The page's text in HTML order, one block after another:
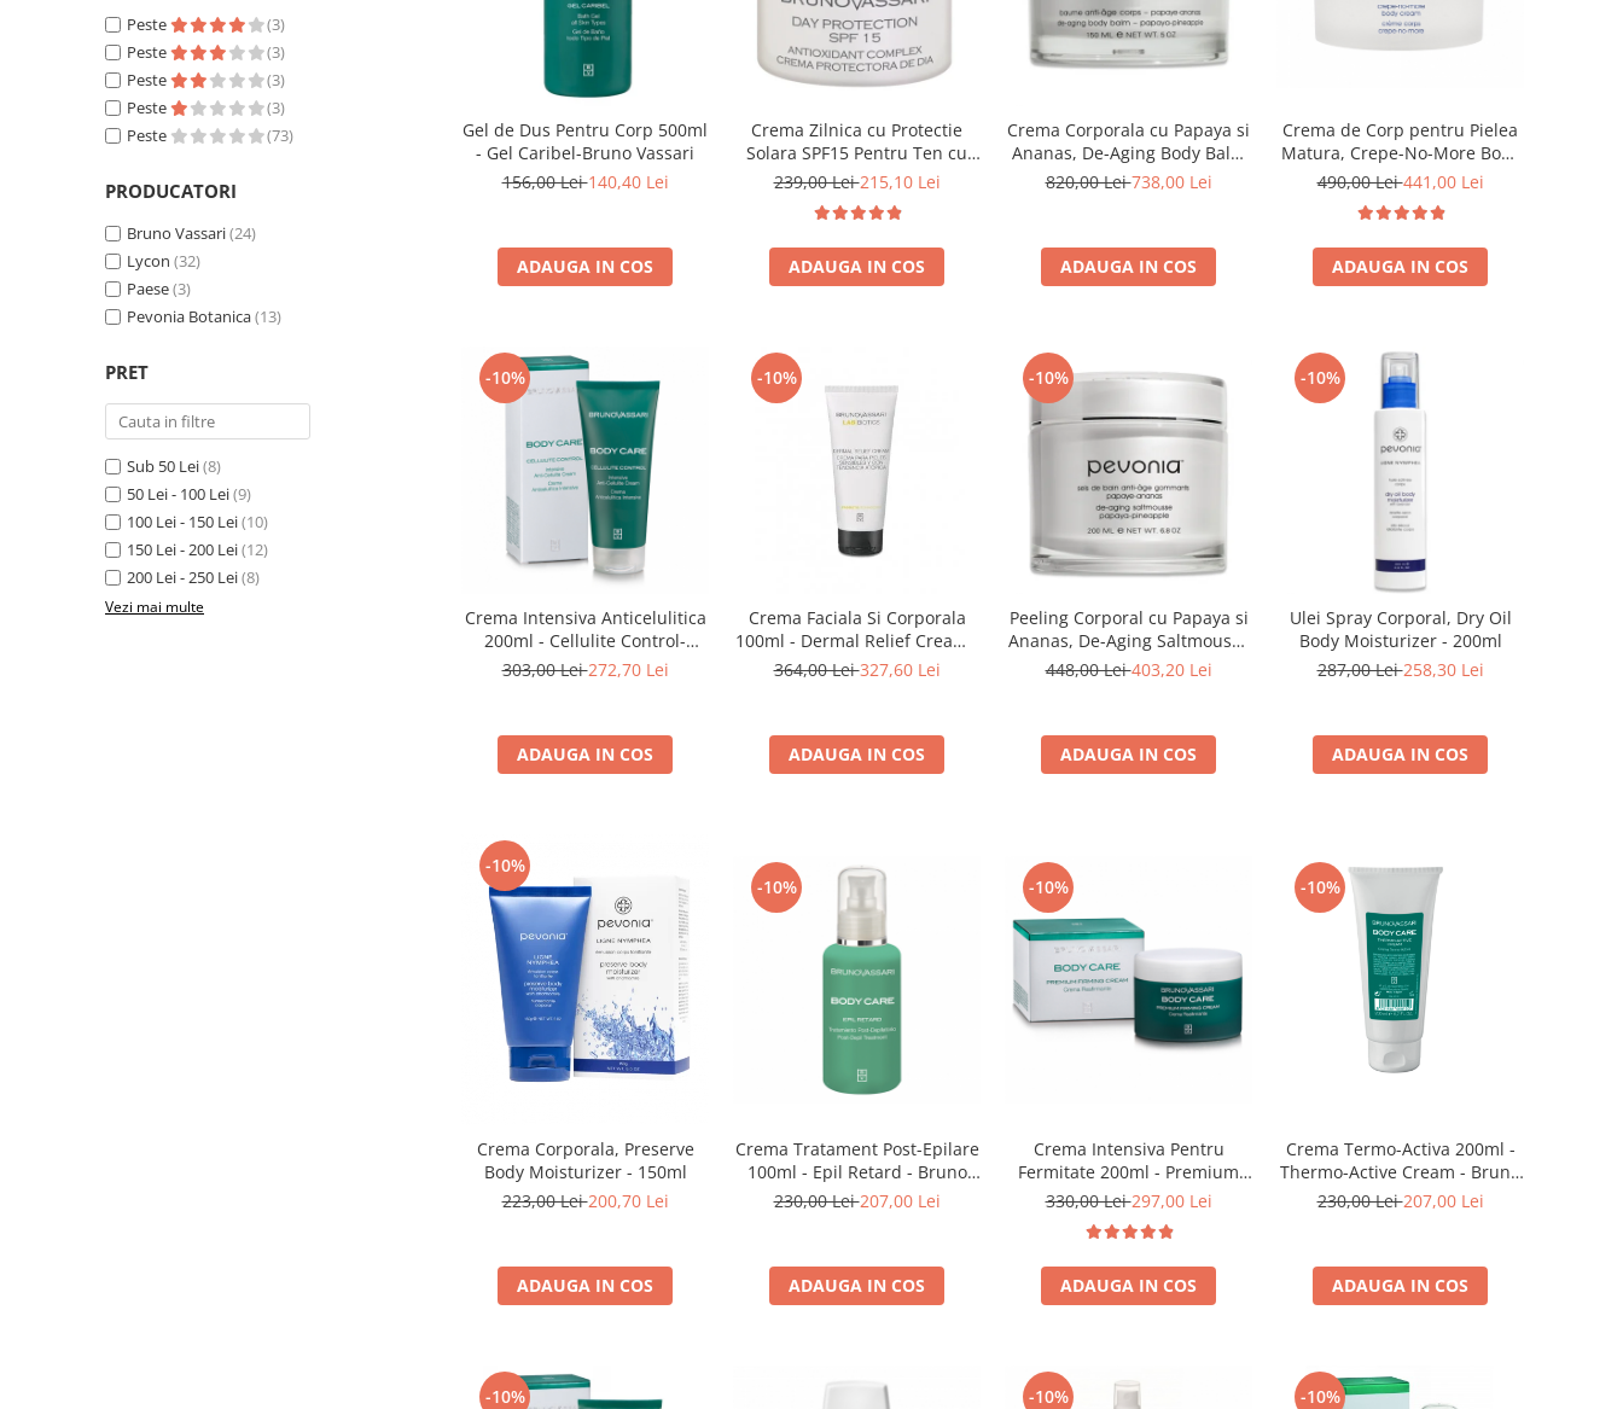
Pigmenti minerali
Primer gene
Gloss de buze
SPRANCENE
Creioane sprancene
Gel pentru sprancene
Palete Contouring
Pensule Profesionale
Aur Cosmetic
PALETE PROFESIONALE
Peste
(3)
Peste
(3)
Peste
(3)
Peste
(3)
Peste
(73)
PRODUCATORI
Bruno Vassari(24)
Lycon (32)
Paese(3)
Pevonia Botanica(13)
PRET
Sub 50 Lei(8)
50 Lei - 100 Lei(9)
100 Lei - 150 Lei(10)
150 Lei - 200 Lei(12)
200 Lei - 250 Lei(8)
Vezi mai multe
Gel de Dus Pentru Corp 500ml
- Gel Caribel-Bruno Vassari
156,00 Lei140,40 Lei
ADAUGA IN COS
Crema Zilnica cu Protectie
Solara SPF15 Pentru Ten cu
Probleme Pigmentare 50 ml -
Bruno Vassari
239,00 Lei215,10 Lei
ADAUGA IN COS
Crema Corporala cu Papaya si
Ananas, De-Aging Body Balm
Papaya Pineapple - 150ml
820,00 Lei738,00 Lei
ADAUGA IN COS
Crema de Corp pentru Pielea
Matura, Crepe-No-More Body
Cream - 200ml
490,00 Lei441,00 Lei
ADAUGA IN COS
-10%
Crema Intensiva Anticelulitica
200ml - Cellulite Control-
Bruno Vassari
303,00 Lei272,70 Lei
ADAUGA IN COS
-10%
Crema Faciala Si Corporala
100ml - Dermal Relief Cream -
Bruno Vassari
364,00 Lei327,60 Lei
ADAUGA IN COS
-10%
Peeling Corporal cu Papaya si
Ananas, De-Aging Saltmousse
Papaya-Pineapple - 200ml
448,00 Lei403,20 Lei
ADAUGA IN COS
-10%
Ulei Spray Corporal, Dry Oil
Body Moisturizer - 200ml
287,00 Lei258,30 Lei
ADAUGA IN COS
-10%
Crema Corporala, Preserve
Body Moisturizer - 150ml
223,00 Lei200,70 Lei
ADAUGA IN COS
-10%
Crema Tratament Post-Epilare
100ml - Epil Retard - Bruno
Vassari
230,00 Lei207,00 Lei
ADAUGA IN COS
-10%
Crema Intensiva Pentru
Fermitate 200ml - Premium
Firming Cream - Bruno Vassari
330,00 Lei297,00 Lei
ADAUGA IN COS
-10%
Crema Termo-Activa 200ml -
Thermo-Active Cream - Bruno
Vassari
230,00 Lei207,00 Lei
ADAUGA IN COS
-10% -10% -10%